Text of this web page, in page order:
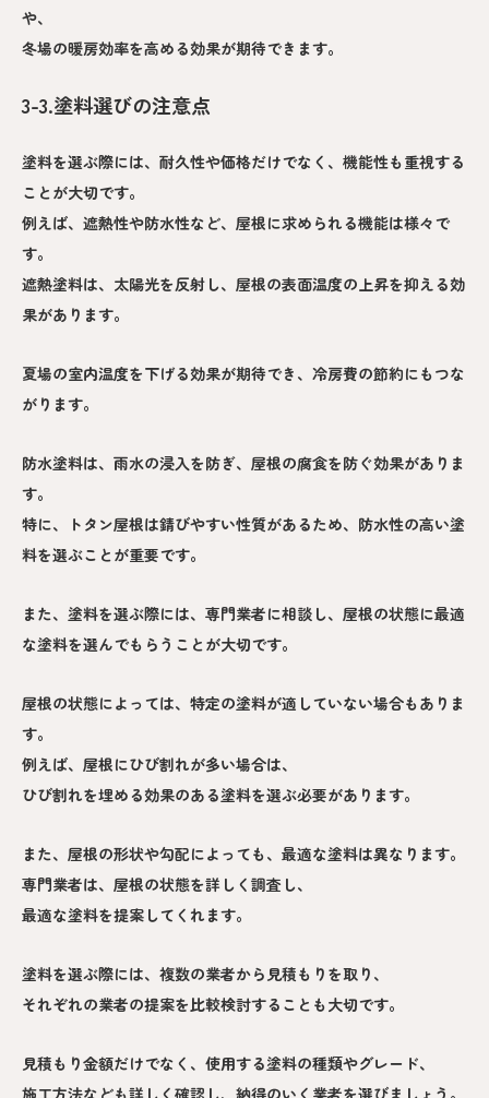
や、
冬場の暖房効率を高める効果が期待できます。
3-3.塗料選びの注意点
塗料を選ぶ際には、耐久性や価格だけでなく、機能性も重視する
ことが大切です。
例えば、遮熱性や防水性など、屋根に求められる機能は様々で
す。
遮熱塗料は、太陽光を反射し、屋根の表面温度の上昇を抑える効
果があります。
夏場の室内温度を下げる効果が期待でき、冷房費の節約にもつな
がります。
防水塗料は、雨水の浸入を防ぎ、屋根の腐食を防ぐ効果がありま
す。
特に、トタン屋根は錆びやすい性質があるため、防水性の高い塗
料を選ぶことが重要です。
また、塗料を選ぶ際には、専門業者に相談し、屋根の状態に最適
な塗料を選んでもらうことが大切です。
屋根の状態によっては、特定の塗料が適していない場合もありま
す。
例えば、屋根にひび割れが多い場合は、
ひび割れを埋める効果のある塗料を選ぶ必要があります。
また、屋根の形状や勾配によっても、最適な塗料は異なります。
専門業者は、屋根の状態を詳しく調査し、
最適な塗料を提案してくれます。
塗料を選ぶ際には、複数の業者から見積もりを取り、
それぞれの業者の提案を比較検討することも大切です。
見積もり金額だけでなく、使用する塗料の種類やグレード、
施工方法なども詳しく確認し、納得のいく業者を選びましょう。